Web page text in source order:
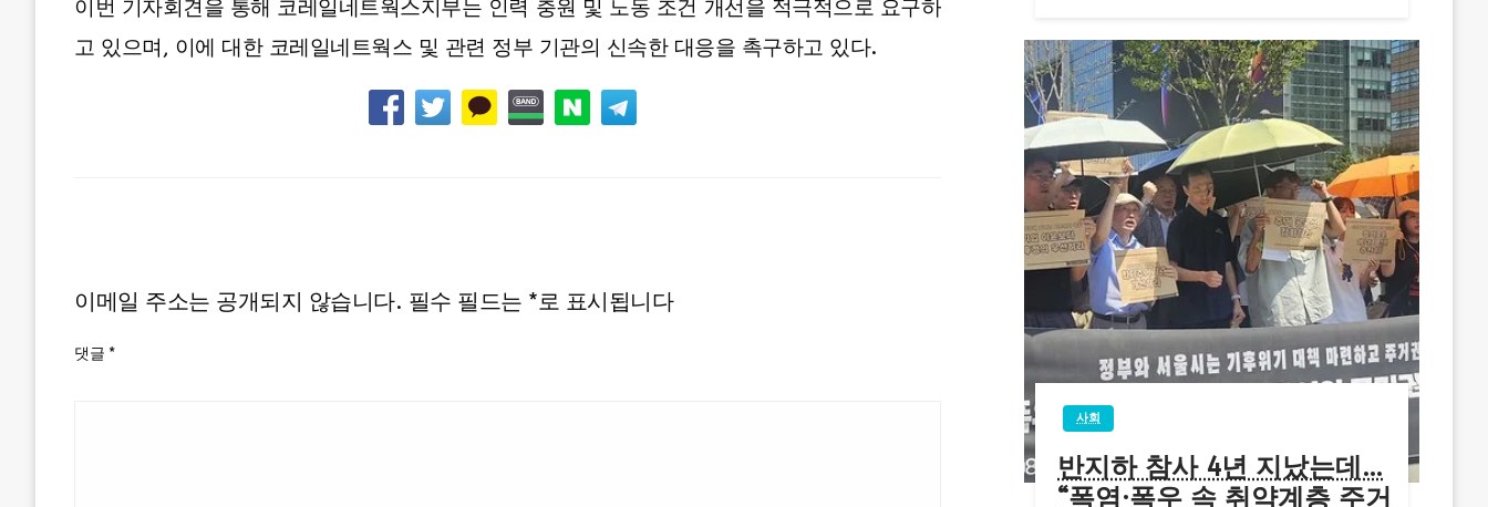
이번 기자회견을 통해 코레일네트웍스지부는 인력 충원 및 노동 조건 개선을 적극적으로 요구하
고 있으며, 이에 대한 코레일네트웍스 및 관련 정부 기관의 신속한 대응을 촉구하고 있다.
이메일 주소는 공개되지 않습니다. 필수 필드는 *로 표시됩니다
댓글 *
사회
반지하 참사 4년 지났는데…
“폭염·폭우 속 취약계층 주거